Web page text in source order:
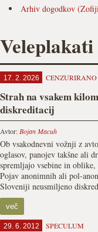
Arhiv dogodkov
Veleplakati
17. 2. 2026 CENZURIRANO
Strah na vsakem
diskreditacij
Avtor: Bojan Macuh
Ob vsakodnevni vožnji z
oglasov, panojev takšne ali
spremljajo vsebine in
Pojav anonimnih ali pol-
Sloveniji neusmiljeno
več
29. 6. 2012 SPECULUM